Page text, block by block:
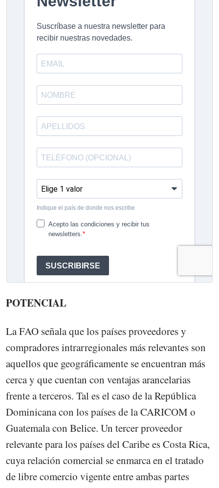
POTENCIAL
La FAO señala que los países proveedores y
compradores intrarregionales más relevantes son
aquellos que geográficamente se encuentran más
cerca y que cuentan con ventajas arancelarias
frente a terceros. Tal es el caso de la República
Dominicana con los países de la CARICOM o
Guatemala con Belice. Un tercer proveedor
relevante para los países del Caribe es Costa Rica,
cuya relación comercial se enmarca en el tratado
de libre comercio vigente entre ambas partes